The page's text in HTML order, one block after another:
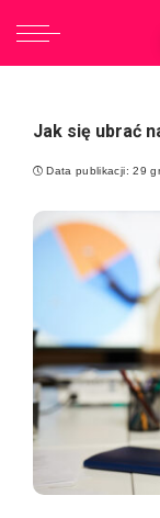
Jak się ubrać
Data publikacji: 29